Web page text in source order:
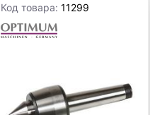
Код товара:11299